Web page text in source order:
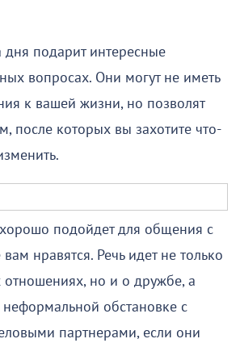
подарит интересные
вопросах. Они могут не иметь
к вашей жизни, но позволят
после которых вы захотите что-
подойдет для общения с
нравятся. Речь идет не только
отношениях, но и о дружбе, а
неформальной обстановке с
партнерами, если они